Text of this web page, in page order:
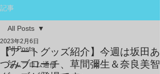
記事
All Posts
ラムフロム通信
All Posts
【アートグッズ紹介】今週は坂田あ
づみブローチ、草間彌生＆奈良美智
2023年2月6日